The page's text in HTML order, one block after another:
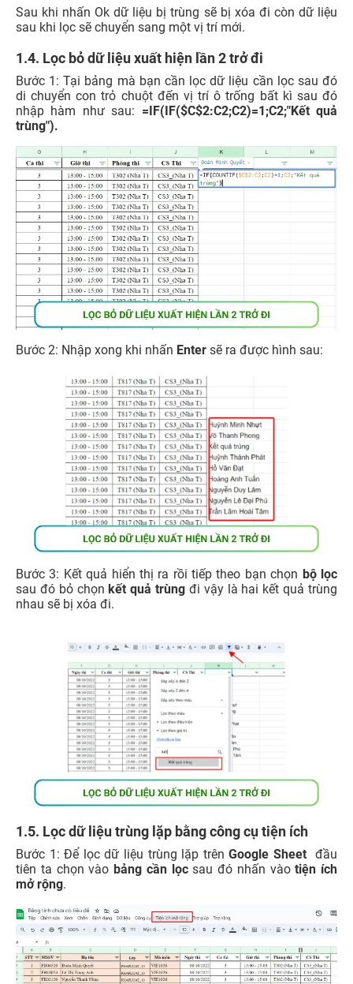
Sau khi nhấn Ok dữ liệu bị trùng sẽ bị xóa đi còn dữ liệu
sau khi lọc sẽ chuyển sang một vị trí mới.
1.4. Lọc bỏ dữ liệu xuất hiện lần 2 trở đi
Bước 1: Tại bảng mà bạn cần lọc dữ liệu cần lọc sau đó
di chuyển con trỏ chuột đến vị trí ô trống bất kì sau đó
nhập hàm như sau: =IF(IF($C$2:C2;C2)=1;C2;"Kết quả
trùng").
Bước 2: Nhập xong khi nhấn Enter sẽ ra được hình sau:
Bước 3: Kết quả hiển thị ra rồi tiếp theo bạn chọn bộ lọc
sau đó bỏ chọnkết quả trùng đi vậy là hai kết quả trùng
nhau sẽ bị xóa đi.
1.5. Lọc dữ liệu trùng lặp bằng công cụ tiện ích
Bước 1: Để lọc dữ liệu trùng lặp trênGoogle Sheetđầu
tiên ta chọn vào bảng cần lọcsau đó nhấn vàotiện ích
mở rộng.